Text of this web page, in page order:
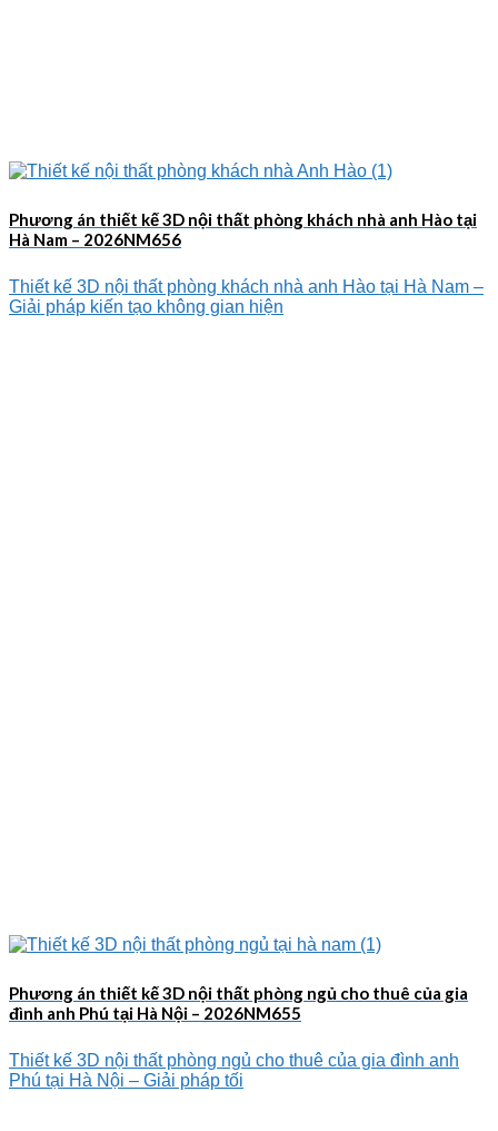
Phương án thiết kế 3D nội thất phòng khách nhà anh Hào tại
Hà Nam – 2026NM656
Thiết kế 3D nội thất phòng khách nhà anh Hào tại Hà Nam –
Giải pháp kiến tạo không gian hiện
Phương án thiết kế 3D nội thất phòng ngủ cho thuê của gia
đình anh Phú tại Hà Nội – 2026NM655
Thiết kế 3D nội thất phòng ngủ cho thuê của gia đình anh
Phú tại Hà Nội – Giải pháp tối